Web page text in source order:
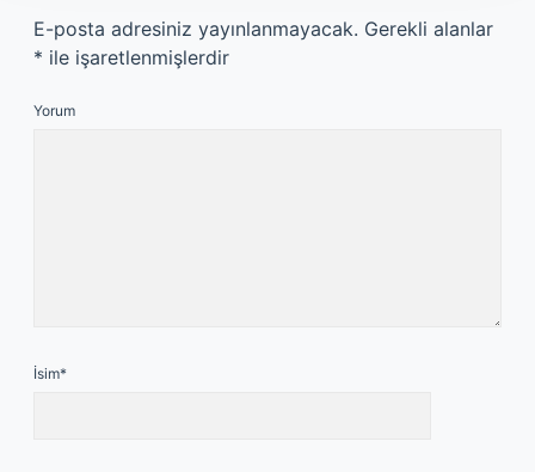
E-posta adresiniz yayınlanmayacak. Gerekli alanlar
* ile işaretlenmişlerdir
Yorum
İsim*